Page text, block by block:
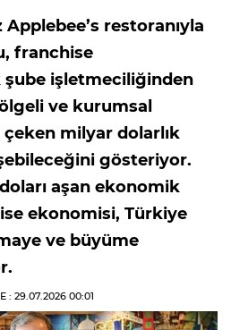
restoranıyla
franchise
şube işletmeciliğinden
ve kurumsal
milyar dolarlık
gösteriyor.
aşan ekonomik
ekonomisi, Türkiye
ve büyüme
: 29.07.2026 00:01